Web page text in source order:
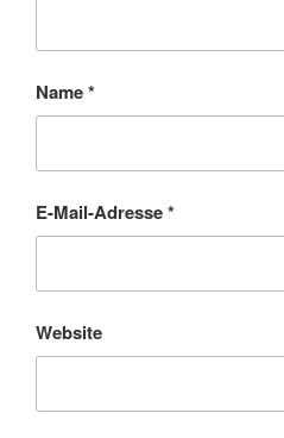
Name*
E-Mail-Adresse*
Website